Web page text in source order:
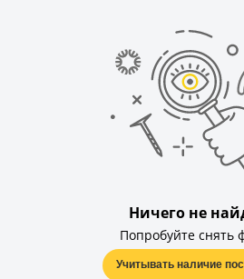
Ничего не
Попробуйте снять
Учитывать наличие